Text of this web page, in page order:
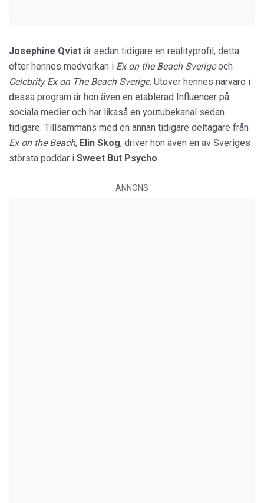
Josephine Qvist är sedan tidigare en realityprofil, detta
efter hennes medverkan i Ex on the Beach Sverigeoch
Celebrity Ex on The Beach Sverige. Utöver hennes närvaro i
dessa program är hon även en etablerad Influencer på
sociala medier och har likaså en youtubekanal sedan
tidigare. Tillsammans med en annan tidigare deltagare från
Ex on the Beach, Elin Skog, driver hon även en av Sveriges
största poddar i Sweet But Psycho.
ANNONS